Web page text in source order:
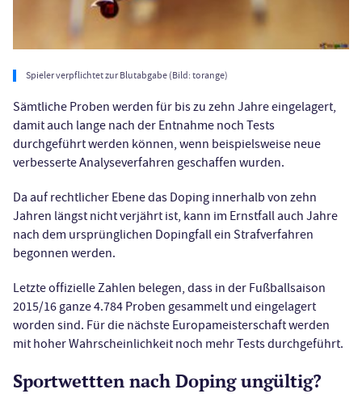
Spieler verpflichtet zur Blutabgabe (Bild: torange)
Sämtliche Proben werden für bis zu zehn Jahre eingelagert,
damit auch lange nach der Entnahme noch Tests
durchgeführt werden können, wenn beispielsweise neue
verbesserte Analyseverfahren geschaffen wurden.
Da auf rechtlicher Ebene das Doping innerhalb von zehn
Jahren längst nicht verjährt ist, kann im Ernstfall auch Jahre
nach dem ursprünglichen Dopingfall ein Strafverfahren
begonnen werden.
Letzte offizielle Zahlen belegen, dass in der Fußballsaison
2015/16 ganze 4.784 Proben gesammelt und eingelagert
worden sind. Für die nächste Europameisterschaft werden
mit hoher Wahrscheinlichkeit noch mehr Tests durchgeführt.
Sportwettten nach Doping ungültig?